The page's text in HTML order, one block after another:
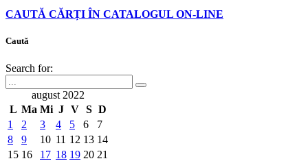
CAUTĂ CĂRȚI ÎN CATALOGUL ON-LINE
Caută
Search for:
august 2022
L Ma Mi J V S D
1
2 3 4 5 6
7
8
9 10 11 12 13 14
15 16 17 18 19 20 21